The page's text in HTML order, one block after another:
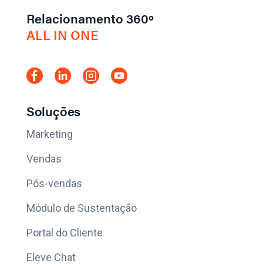
Relacionamento 360º
ALL IN ONE
Soluções
Marketing
Vendas
Pós-vendas
Módulo de Sustentação
Portal do Cliente
Eleve Chat